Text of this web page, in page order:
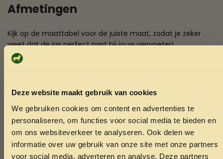
Deze website maakt gebruik van cookies
We gebruiken cookies om content en advertenties te
personaliseren, om functies voor social media te bieden en
om ons websiteverkeer te analyseren. Ook delen we
informatie over uw gebruik van onze site met onze partners
voor social media, adverteren en analyse. Deze partners
Afmetingen
Kijk op de maattabel voor de juiste maat, zodat je zeker
weet dat de jas perfect past bij jouw viervoeter!
SKU: 5420065892887
hondenaccessoires
Ook interessant
Echt de moeite waard!
ONTVANG 5% KORTING OP
JE EERSTE BESTELLING!